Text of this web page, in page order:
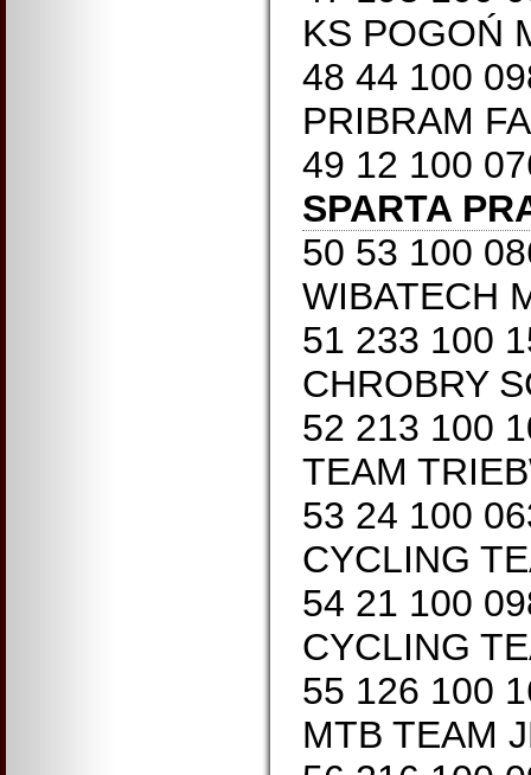
KS POGOŃ
48 44 100
PRIBRAM
49 12 100
SPARTA
50 53 100
WIBATECH
51 233 100
CHROBRY
52 213 100
TEAM
53 24 100
CYCLING
54 21 100
CYCLING
55 126 100
MTB TEAM